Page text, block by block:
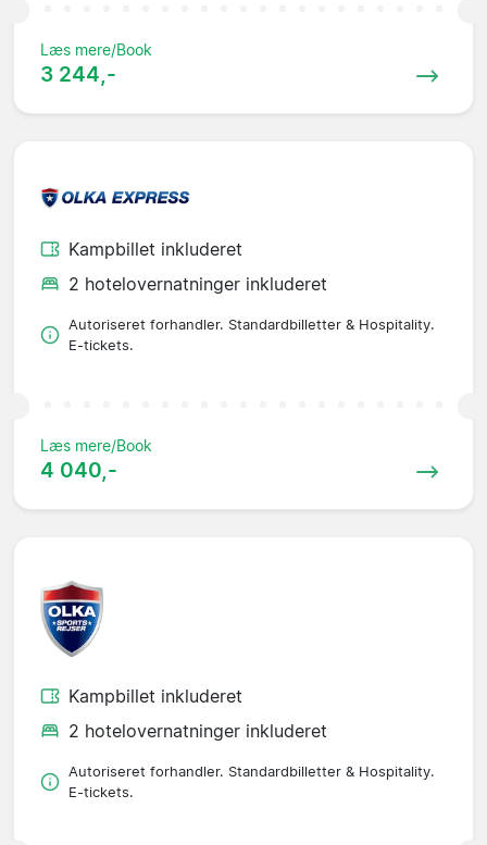
Læs mere/Book
3 244,-
Kampbillet inkluderet
2 hotelovernatninger inkluderet
Autoriseret forhandler. Standardbilletter & Hospitality.
E-tickets.
Læs mere/Book
4 040,-
Kampbillet inkluderet
2 hotelovernatninger inkluderet
Autoriseret forhandler. Standardbilletter & Hospitality.
E-tickets.